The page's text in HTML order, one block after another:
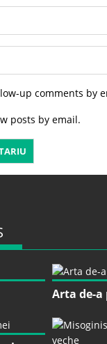
up comments by
posts by email.
Arta de-a